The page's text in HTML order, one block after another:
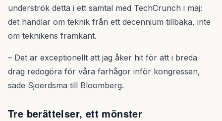
underströk detta i ett samtal med TechCrunch i maj:
det handlar om teknik från ett decennium tillbaka, inte
om teknikens framkant.
– Det är exceptionellt att jag åker hit för att i breda
drag redogöra för våra farhågor inför kongressen,
sade Sjoerdsma till Bloomberg.
Tre berättelser, ett mönster